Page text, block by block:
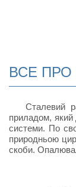
ВСЕ ПРО
Сталевий
приладом, який
системи. По
природньою
скоби.